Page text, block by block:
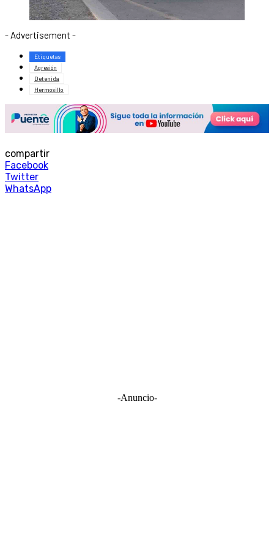
- Advertisement -
Etiquetas
Agresión
Detenida
Hermosillo
compartir
Facebook
Twitter
WhatsApp
-Anuncio-